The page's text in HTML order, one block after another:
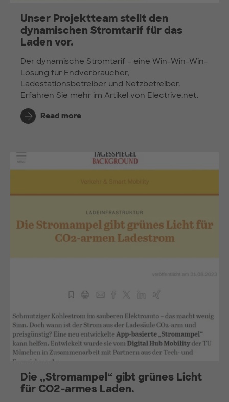
Unser Projektteam stellt den
dynamischen Stromtarif für das
Laden vor.
Der dynamische Stromtarif – eine Win-Win-Win-
Lösung für Endverbraucher,
Ladestationsbetreiber und Netzbetreiber.
Erfahren Sie mehr im Artikel von Electrive.net.
Read more
Die „Stromampel“ gibt grünes Licht
für CO2-armes Laden.